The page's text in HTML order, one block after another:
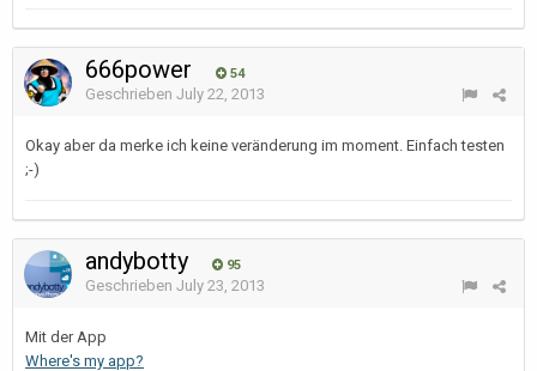
666power 54
Geschrieben July 22, 2013
Okay aber da merke ich keine veränderung im moment. Einfach testen
;-)
andybotty 95
Geschrieben July 23, 2013
Mit der App
Where's my app?